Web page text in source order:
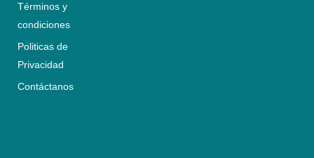
Términos y
condiciones
Politicas de
Privacidad
Contáctanos